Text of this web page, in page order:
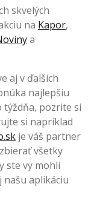
skvelých
na Kapor,
a
aj v ďalších
najlepšiu
týždňa, pozrite si
si napríklad
je váš partner
všetky
ste vy mohli
našu aplikáciu